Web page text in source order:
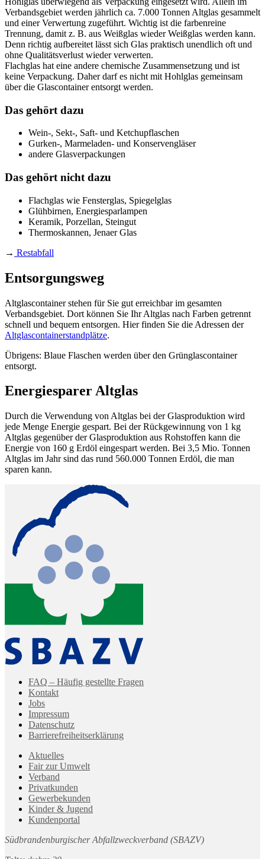
Verbandsgebiet werden jährlich ca. 7.000 Tonnen Altglas gesammelt
und einer Verwertung zugeführt. Wichtig ist die farbenreine
Trennung, damit z. B. aus Weißglas wieder Weißglas werden kann.
Denn richtig aufbereitet lässt sich Glas praktisch unendlich oft und
ohne Qualitätsverlust wieder verwerten.
Flachglas hat eine andere chemische Zusammensetzung und ist
keine Verpackung. Daher darf es nicht mit Hohlglas gemeinsam
über die Glascontainer entsorgt werden.
Das gehört dazu
Wein-, Sekt-, Saft- und Ketchupflaschen
Gurken-, Marmeladen- und Konservengläser
andere Glasverpackungen
Das gehört nicht dazu
Flachglas wie Fensterglas, Spiegelglas
Glühbirnen, Energiesparlampen
Keramik, Porzellan, Steingut
Thermoskannen, Jenaer Glas
→ Restabfall
Entsorgungsweg
Altglascontainer stehen für Sie gut erreichbar im gesamten
Verbandsgebiet. Dort können Sie Ihr Altglas nach Farben getrennt
schnell und bequem entsorgen. Hier finden Sie die Adressen der
Altglascontainerstandplätze.
Übrigens: Blaue Flaschen werden über den Grünglascontainer
entsorgt.
Energiesparer Altglas
Durch die Verwendung von Altglas bei der Glasproduktion wird
jede Menge Energie gespart. Bei der Rückgewinnung von 1 kg
Altglas gegenüber der Glasproduktion aus Rohstoffen kann die
Energie von 160 g Erdöl eingespart werden. Bei 3,5 Mio. Tonnen
Altglas im Jahr sind das rund 560.000 Tonnen Erdöl, die man
sparen kann.
FAQ – Häufig gestellte Fragen
Kontakt
Jobs
Impressum
Datenschutz
Barrierefreiheitserklärung
Aktuelles
Fair zur Umwelt
Verband
Privatkunden
Gewerbekunden
Kinder & Jugend
Kundenportal
Südbrandenburgischer Abfallzweckverband (SBAZV)